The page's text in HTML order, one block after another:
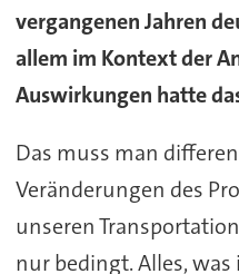
vergangenen Jahren
allem im Kontext der
Auswirkungen hatte
Das muss man
Veränderungen des
unseren
nur bedingt. Alles,